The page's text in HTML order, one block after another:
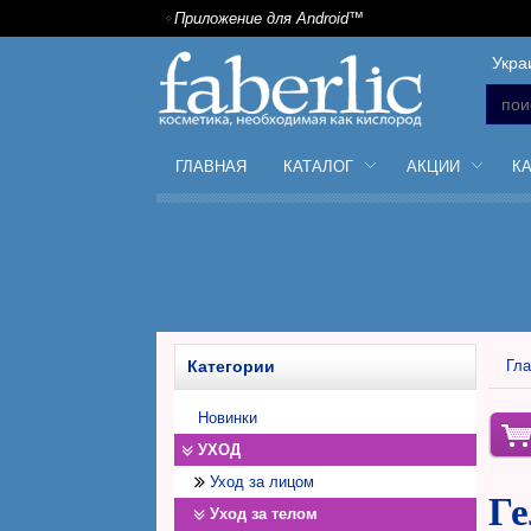
Приложение для Android™
ГЛАВНАЯ КАТАЛОГ АКЦИИ
Категории
Новинки
УХОД
Уход за лицом
Дневной крем
Уход за телом